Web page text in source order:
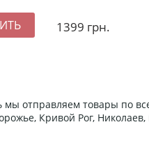
1399 грн.
мы отправляем товары по
Кривой Рог,